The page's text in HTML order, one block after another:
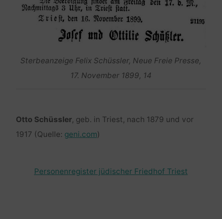
Sterbeanzeige Felix Schüssler, Neue Freie Presse,
17. November 1899, 14
Otto Schüssler, geb. in Triest, nach 1879 und vor
1917 (Quelle: geni.com)
Personenregister jüdischer Friedhof Triest